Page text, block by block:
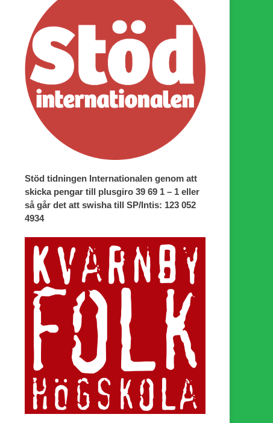
Stöd tidningen Internationalen genom att
skicka pengar till plusgiro 39 69 1 – 1 eller
så går det att swisha till SP/Intis: 123 052
4934